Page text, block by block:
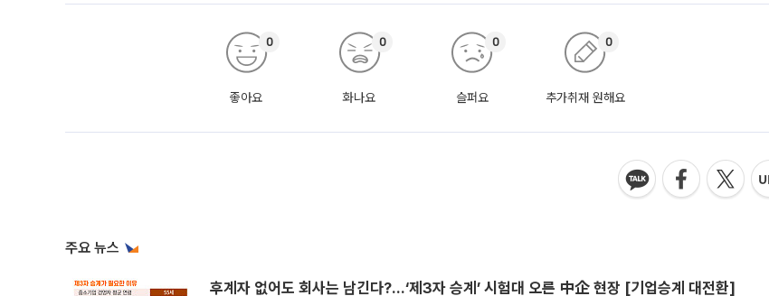
좋아요
0
화나요
0
슬퍼요
0
추가취재 원해요
0
주요 뉴스
후계자 없어도 회사는 남긴다?…‘제3자 승계’ 시험대 오른 中企 현장 [기업승계 대전환]